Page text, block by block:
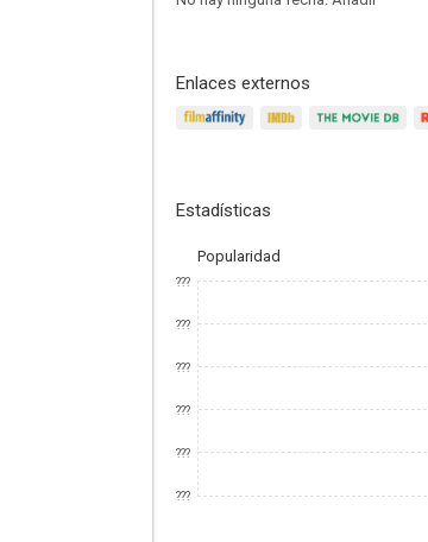
Enlaces externos
Estadísticas
Popularidad
???
???
???
???
???
???